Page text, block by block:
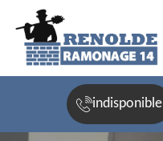
indisponible